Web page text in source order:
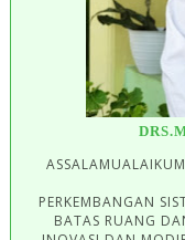
PERKEMBANGAN
BATAS RUANG